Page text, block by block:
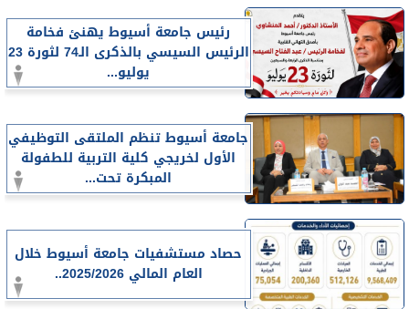
رئيس جامعة أسيوط يهنئ فخامة
الرئيس السيسي بالذكرى الـ74 لثورة 23
يوليو...
جامعة أسيوط تنظم الملتقى التوظيفي
الأول لخريجي كلية التربية للطفولة
المبكرة تحت...
حصاد مستشفيات جامعة أسيوط خلال
العام المالي 2025/2026..